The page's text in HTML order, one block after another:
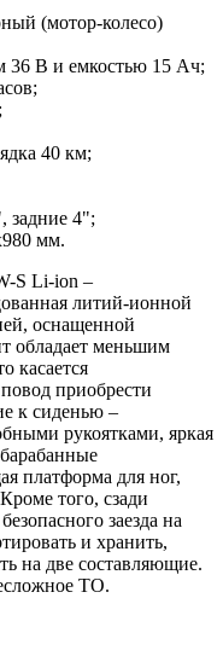
(мотор-колесо)
36 В и емкостью 15 Ач;
40 км;
задние 4";
мм.
S Li-ion –
литий-ионной
оснащенной
обладает меньшим
касается
приобрести
к сиденью –
рукоятками, яркая
платформа для ног,
того, сзади
заезда на
и хранить,
на две составляющие.
ТО.